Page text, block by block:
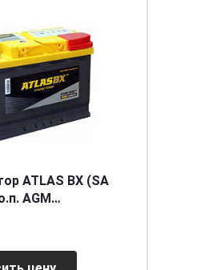
ATLAS BX (SA
AGM